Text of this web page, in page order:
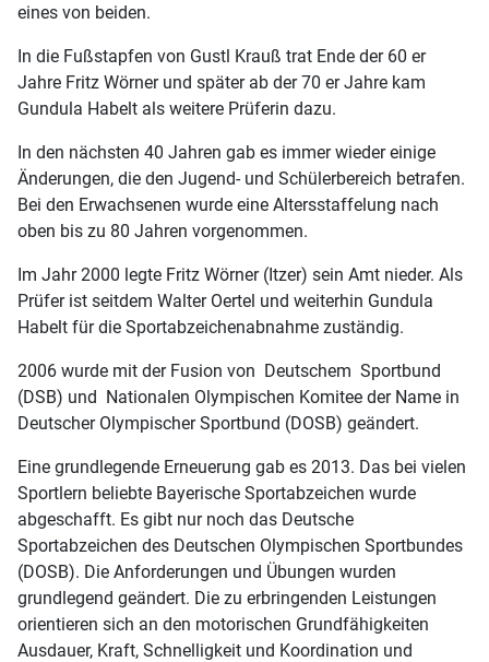
eines von beiden.
In die Fußstapfen von Gustl Krauß trat Ende der 60 er
Jahre Fritz Wörner und später ab der 70 er Jahre kam
Gundula Habelt als weitere Prüferin dazu.
In den nächsten 40 Jahren gab es immer wieder einige
Änderungen, die den Jugend- und Schülerbereich betrafen.
Bei den Erwachsenen wurde eine Altersstaffelung nach
oben bis zu 80 Jahren vorgenommen.
Im Jahr 2000 legte Fritz Wörner (Itzer) sein Amt nieder. Als
Prüfer ist seitdem Walter Oertel und weiterhin Gundula
Habelt für die Sportabzeichenabnahme zuständig.
2006 wurde mit der Fusion von Deutschem Sportbund
(DSB) und Nationalen Olympischen Komitee der Name in
Deutscher Olympischer Sportbund (DOSB) geändert.
Eine grundlegende Erneuerung gab es 2013. Das bei vielen
Sportlern beliebte Bayerische Sportabzeichen wurde
abgeschafft. Es gibt nur noch das Deutsche
Sportabzeichen des Deutschen Olympischen Sportbundes
(DOSB). Die Anforderungen und Übungen wurden
grundlegend geändert. Die zu erbringenden Leistungen
orientieren sich an den motorischen Grundfähigkeiten
Ausdauer, Kraft, Schnelligkeit und Koordination und